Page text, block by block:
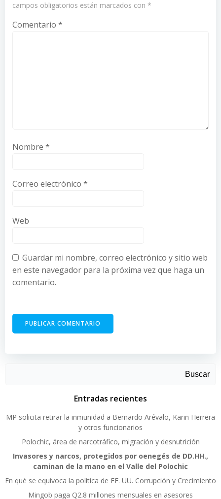
campos obligatorios están marcados con *
Comentario *
Nombre *
Correo electrónico *
Web
Guardar mi nombre, correo electrónico y sitio web
en este navegador para la próxima vez que haga un
comentario.
Buscar
Entradas recientes
MP solicita retirar la inmunidad a Bernardo Arévalo, Karin Herrera
y otros funcionarios
Polochic, área de narcotráfico, migración y desnutrición
Invasores y narcos, protegidos por oenegés de DD.HH.,
caminan de la mano en el Valle del Polochic
En qué se equivoca la política de EE. UU. Corrupción y Crecimiento
Mingob paga Q2.8 millones mensuales en asesores